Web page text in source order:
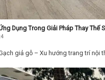
Dụng Trong Giải Pháp Thay Thế
giả gỗ – Xu hướng trang trí nội